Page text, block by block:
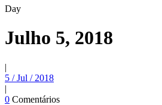
Day
Julho 5, 2018
|
5 / Jul / 2018
|
0 Comentários